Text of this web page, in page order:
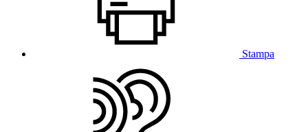
Stampa